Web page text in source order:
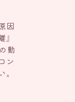
因
動
ン